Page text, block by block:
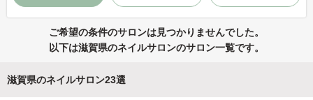
ご希望の条件のサロンは見つかりませんでした。
以下は滋賀県のネイルサロンのサロン一覧です。
滋賀県のネイルサロン23選